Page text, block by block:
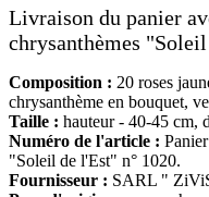
Livraison du panier
chrysanthèmes
Composition : 20 roses
chrysanthème en bouquet,
Taille : hauteur - 40-45 cm,
Numéro de l'article :
"Soleil de l'Est" n° 1020.
Fournisseur : SARL "